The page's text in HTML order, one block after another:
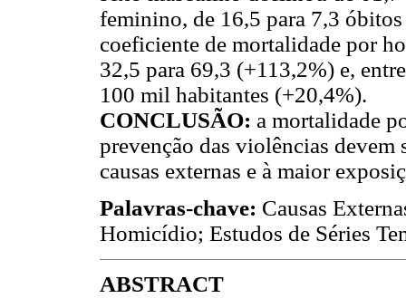
feminino, de 16,5 para 7,3
coeficiente de mortalidade por
32,5 para 69,3 (+113,2%) e,
100 mil habitantes (+20,4%).
CONCLUSÃO: a mortalidade
prevenção das violências devem
causas externas e à maior
Palavras-chave: Causas
Homicídio; Estudos de Séries
ABSTRACT